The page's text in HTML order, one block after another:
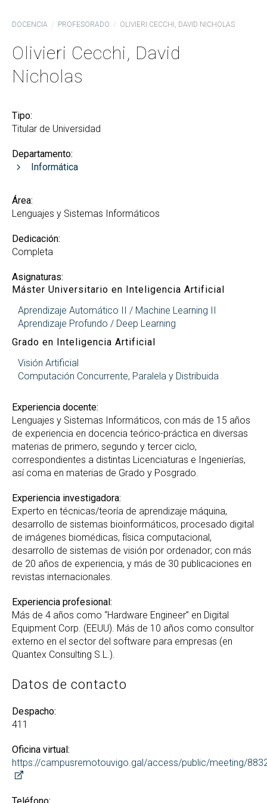
DOCENCIA PROFESORADO OLIVIERI CECCHI, DAVID NICHOLAS
Olivieri Cecchi, David
Nicholas
Tipo:
Titular de Universidad
Departamento:
Informática
Área:
Lenguajes y Sistemas Informáticos
Dedicación:
Completa
Asignaturas:
Máster Universitario en Inteligencia Artificial
Aprendizaje Automático II / Machine Learning II
Aprendizaje Profundo / Deep Learning
Grado en Inteligencia Artificial
Visión Artificial
Computación Concurrente, Paralela y Distribuida
Experiencia docente:
Lenguajes y Sistemas Informáticos, con más de 15 años
de experiencia en docencia teórico-práctica en diversas
materias de primero, segundo y tercer ciclo,
correspondientes a distintas Licenciaturas e Ingenierías,
así coma en materias de Grado y Posgrado.
Experiencia investigadora:
Experto en técnicas/teoría de aprendizaje máquina,
desarrollo de sistemas bioinformáticos, procesado digital
de imágenes biomédicas, física computacional,
desarrollo de sistemas de visión por ordenador; con más
de 20 años de experiencia, y más de 30 publicaciones en
revistas internacionales.
Experiencia profesional:
Más de 4 años como “Hardware Engineer” en Digital
Equipment Corp. (EEUU). Más de 10 años como consultor
externo en el sector del software para empresas (en
Quantex Consulting S.L.).
Datos de contacto
Despacho:
411
Oficina virtual:
https://campusremotouvigo.gal/access/public/meeting/